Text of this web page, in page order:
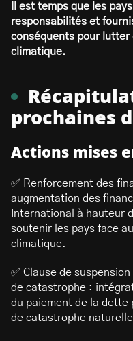
Il est temps que les
responsabilités et
conséquents pour lutter
climatique.
prochaines
Actions mises
✅ Renforcement des
augmentation des
International à hauteur
soutenir les pays face
climatique.
✅ Clause de
de catastrophe :
du paiement de la dette
de catastrophe